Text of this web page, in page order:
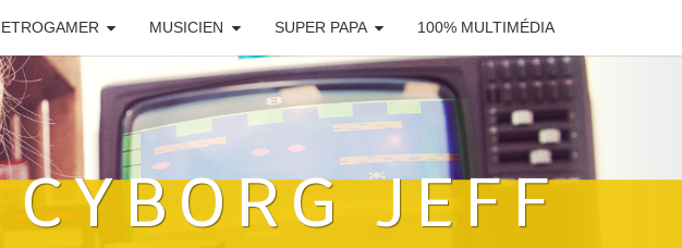
MUSICIEN SUPER PAPA 100% MULTIMÉDIA
JEFF